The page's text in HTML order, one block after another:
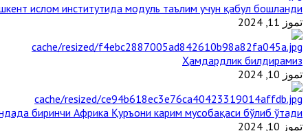
ислом институтида модуль таълим учун қабул бошланди
تموز 11, 2024
Ҳамдардлик билдирамиз
تموز 10, 2024
биринчи Aфрика Қуръони карим мусобақаси бўлиб ўтади
تموز 10, 2024